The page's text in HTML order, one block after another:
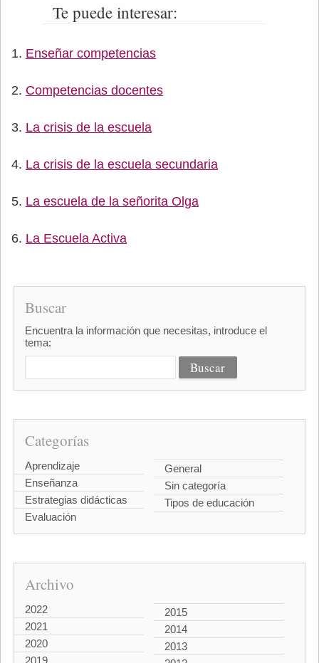
Te puede interesar:
Enseñar competencias
Competencias docentes
La crisis de la escuela
La crisis de la escuela secundaria
La escuela de la señorita Olga
La Escuela Activa
Buscar
Encuentra la información que necesitas, introduce el
tema:
Categorías
Aprendizaje
Enseñanza
Estrategias didácticas
Evaluación
General
Sin categoría
Tipos de educación
Archivo
2022
2021
2020
2019
2015
2014
2013